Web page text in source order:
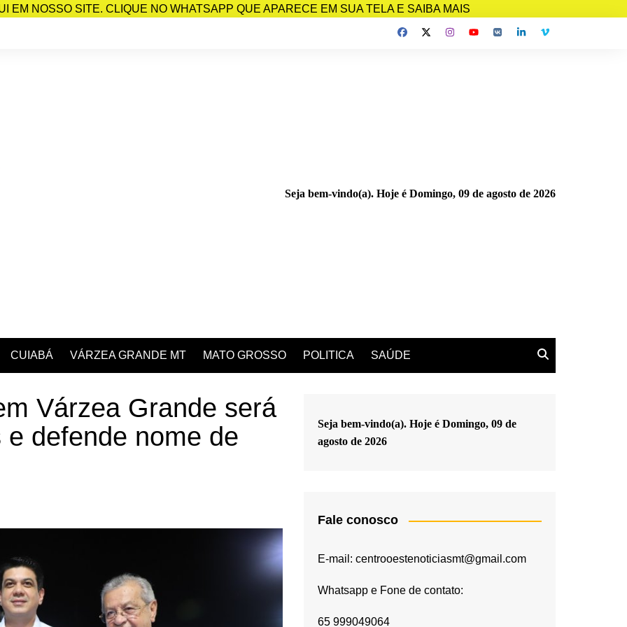
EM NOSSO SITE. CLIQUE NO WHATSAPP QUE APARECE EM SUA TELA E SAIBA MAIS
Seja bem-vindo(a). Hoje é Domingo, 09 de agosto de 2026
CUIABÁ VÁRZEA GRANDE MT MATO GROSSO POLITICA SAÚDE
Várzea Grande será
defende nome de
Seja bem-vindo(a). Hoje é Domingo, 09 de
agosto de 2026
Fale conosco
E-mail: centrooestenoticiasmt@gmail.com
Whatsapp e Fone de contato:
65 999049064